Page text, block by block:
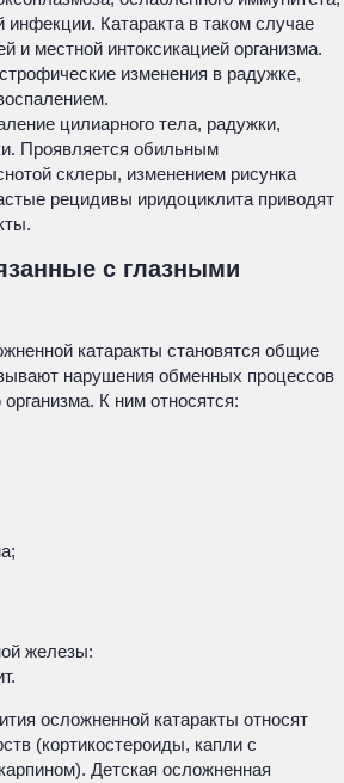
инфекции. Катаракта в таком случае
и местной интоксикацией организма.
изменения в радужке,
цилиарного тела, радужки,
Проявляется обильным
склеры, изменением рисунка
рецидивы иридоциклита приводят
с глазными
катаракты становятся общие
нарушения обменных процессов
К ним относятся:
железы:
осложненной катаракты относят
(кортикостероиды, капли с
Детская осложненная